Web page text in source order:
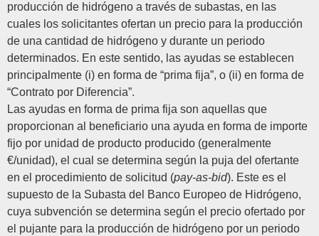
producción de hidrógeno a través de subastas, en las
cuales los solicitantes ofertan un precio para la producción
de una cantidad de hidrógeno y durante un periodo
determinados. En este sentido, las ayudas se establecen
principalmente (i) en forma de “prima fija”, o (ii) en forma de
“Contrato por Diferencia”.
Las ayudas en forma de prima fija son aquellas que
proporcionan al beneficiario una ayuda en forma de importe
fijo por unidad de producto producido (generalmente
€/unidad), el cual se determina según la puja del ofertante
en el procedimiento de solicitud (pay-as-bid). Este es el
supuesto de la Subasta del Banco Europeo de Hidrógeno,
cuya subvención se determina según el precio ofertado por
el pujante para la producción de hidrógeno por un periodo